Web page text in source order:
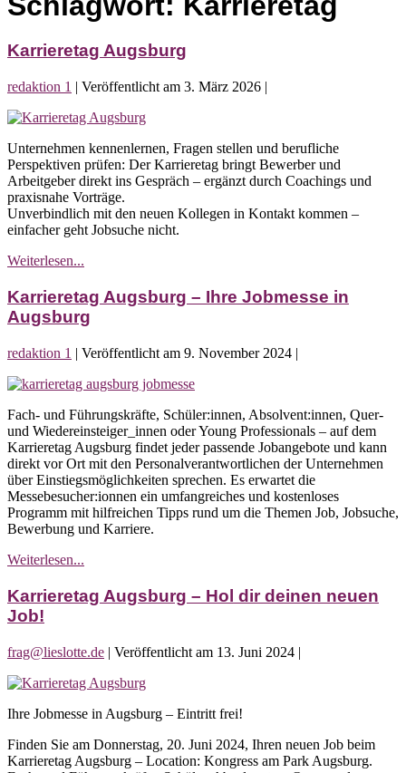
Karrieretag Augsburg
redaktion 1 | Veröffentlicht am 3. März 2026 |
Karrieretag
Unternehmen kennenlernen, Fragen stellen und berufliche
Perspektiven prüfen: Der Karrieretag bringt Bewerber und
Arbeitgeber direkt ins Gespräch – ergänzt durch Coachings und
praxisnahe Vorträge.
Unverbindlich mit den neuen Kollegen in Kontakt kommen –
einfacher geht Jobsuche nicht.
Weiterlesen...
Karrieretag Augsburg – Ihre Jobmesse in
Augsburg
redaktion 1 | Veröffentlicht am 9. November 2024 |
Karrieretag
–
Ihre
Jobmesse
in
Augsburg
Fach- und Führungskräfte, Schüler:innen, Absolvent:innen, Quer-
und Wiedereinsteiger_innen oder Young Professionals – auf dem
Karrieretag Augsburg findet jeder passende Jobangebote und kann
direkt vor Ort mit den Personalverantwortlichen der Unternehmen
über Einstiegsmöglichkeiten sprechen. Es erwartet die
Messebesucher:ionnen ein umfangreiches und kostenloses
Programm mit hilfreichen Tipps rund um die Themen Job, Jobsuche,
Bewerbung und Karriere.
Weiterlesen...
–
Ihre
Augsburg
Karrieretag Augsburg – Hol dir deinen neuen
Job!
frag@lieslotte.de | Veröffentlicht am 13. Juni 2024 |
Karrieretag
–
dir
deinen
Ihre Jobmesse in Augsburg – Eintritt frei!
Finden Sie am Donnerstag, 20. Juni 2024, Ihren neuen Job beim
Karrieretag Augsburg – Location: Kongress am Park Augsburg.